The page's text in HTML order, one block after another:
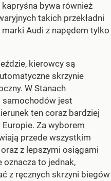
bywa również
takich przekładni
Audi z napędem tylko
kierowcy są
skrzynie
W Stanach
samochodów jest
ten coraz bardziej
Za wyborem
przede wszystkim
z lepszymi osiągami
oznacza to jednak,
z ręcznych skrzyni biegów